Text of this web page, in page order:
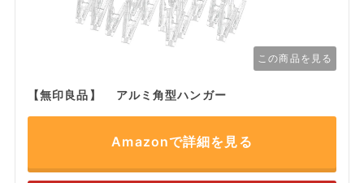
この商品を見る
【無印良品】 アルミ角型ハンガー
Amazonで詳細を見る